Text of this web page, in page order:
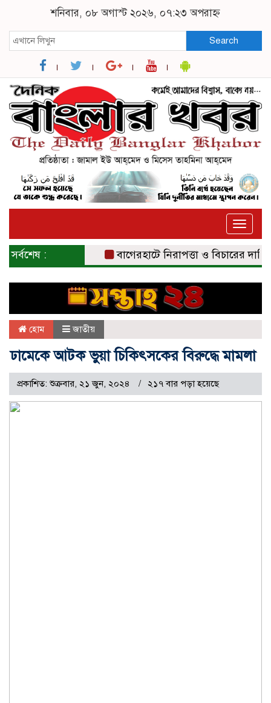
শনিবার, ০৮ অগাস্ট ২০২৬, ০৭:২৩ অপরাহ্ন
Search
Toggle
সর্বশেষ : বাগেরহাটে নিরাপত্তা ও বিচারের দাবিতে
হোম জাতীয়
ঢামেকে আটক ভুয়া চিকিৎসকের বিরুদ্ধে মামলা
প্রকাশিত: শুক্রবার, ২১ জুন, ২০২৪ ২১৭ বার পড়া হয়েছে